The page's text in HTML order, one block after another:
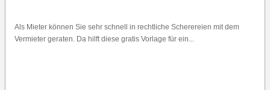
Als Mieter können Sie sehr schnell in rechtliche Scherereien mit dem
Vermieter geraten. Da hilft diese gratis Vorlage für ein...